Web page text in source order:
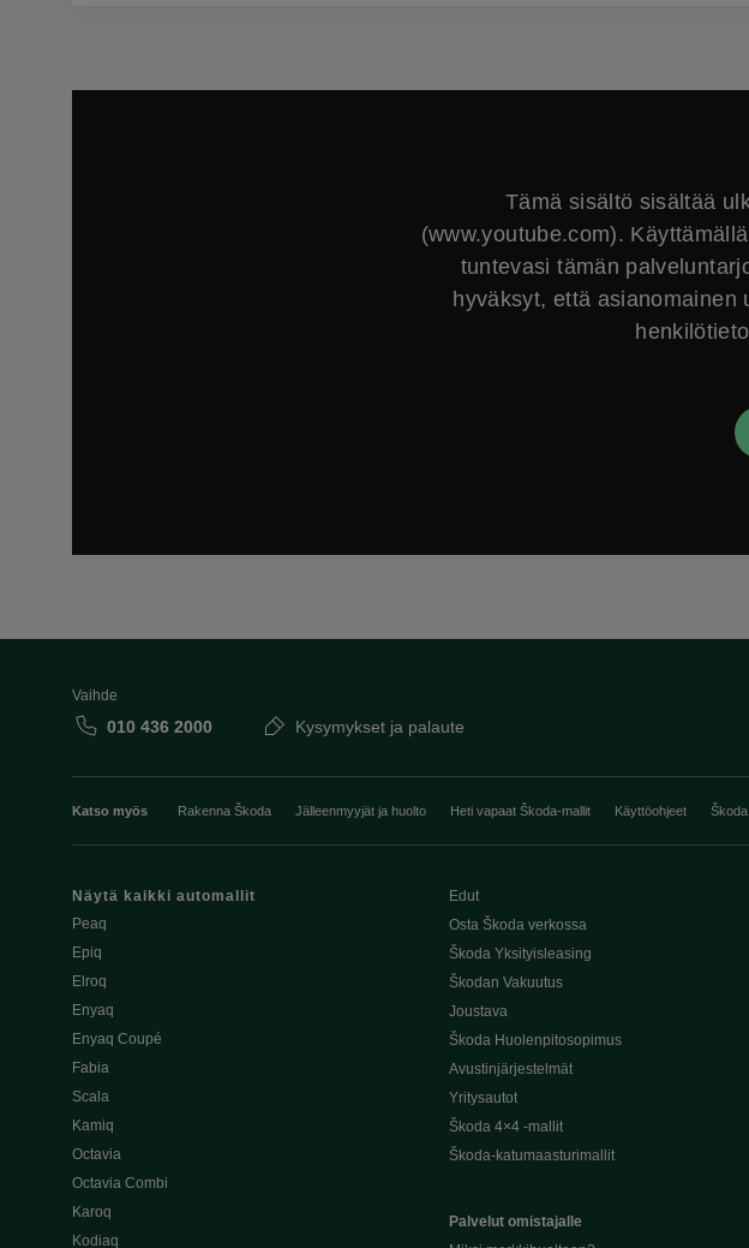
Tämä sisältö sisältää
(www.youtube.com).
tuntevasi tämän
hyväksyt, että
Vaihde
010 436 2000 Kysymykset ja palaute
Katso myös Rakenna Škoda Jälleenmyyjät ja huolto Heti vapaat Škoda-mallit Käyttöohjeet
Näytä kaikki automallit
Peaq
Epiq
Elroq
Enyaq
Enyaq Coupé
Fabia
Scala
Kamiq
Octavia
Octavia Combi
Karoq
Kodiaq
Edut
Osta Škoda verkossa
Škoda Yksityisleasing
Škodan Vakuutus
Joustava
Škoda Huolenpitosopimus
Avustinjärjestelmät
Yritysautot
Škoda 4×4 -mallit
Škoda-katumaasturimallit
Palvelut omistajalle